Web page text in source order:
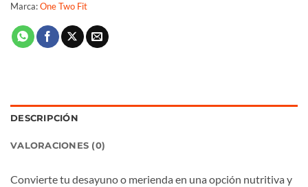
Marca:One Two Fit
DESCRIPCIÓN
VALORACIONES (0)
Convierte tu desayuno o merienda en una opción nutritiva y